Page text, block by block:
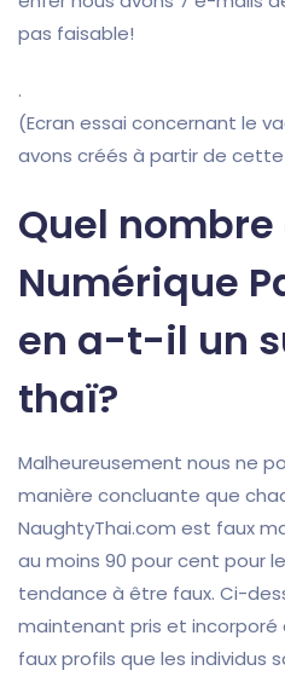
pas faisable!
.
(Ecran essai concernant le
avons créés à partir de
Quel nombre
Numérique
en a-t-il un
thaï?
Malheureusement nous ne
manière concluante que
NaughtyThai.com est faux
au moins 90 pour cent pour
tendance à être faux. Ci-
maintenant pris et incorporé
faux profils que les individus